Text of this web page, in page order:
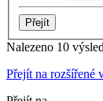
Nalezeno 10
Přejít na rozšířené